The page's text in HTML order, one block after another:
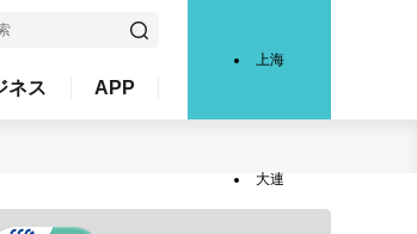
上海
大連
ネス APP